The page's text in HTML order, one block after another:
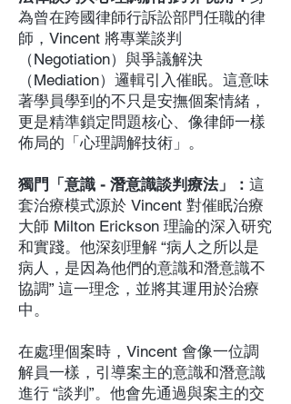
為曾在跨國律師行訴訟部門任職的律
師，Vincent 將專業談判
（Negotiation）與爭議解決
（Mediation）邏輯引入催眠。這意味
著學員學到的不只是安撫個案情緒，
更是精準鎖定問題核心、像律師一樣
佈局的「心理調解技術」。
獨門「意識 - 潛意識談判療法」： 這
套治療模式源於 Vincent 對催眠治療
大師 Milton Erickson 理論的深入研究
和實踐。他深刻理解 “病人之所以是
病人，是因為他們的意識和潛意識不
協調” 這一理念，並將其運用於治療
中。
在處理個案時，Vincent 會像一位調
解員一樣，引導案主的意識和潛意識
進行 “談判”。他會先通過與案主的交